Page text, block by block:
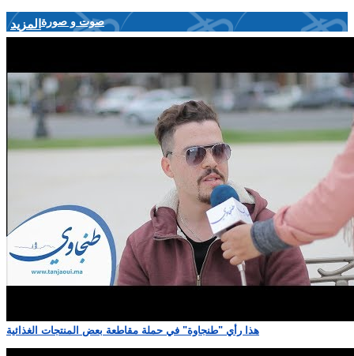
المزيد صوت و صورة
هذا رأي "طنجاوة" في حملة مقاطعة بعض المنتجات الغذائية